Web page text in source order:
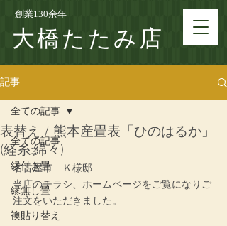
創業130余年
大橋たたみ店
記事
全ての記事
縁付き畳
縁無し畳
襖貼り替え
全ての記事
表替え / 熊本産畳表「ひのはるか」
(経糸:綿々)
名古屋市　Ｋ様邸
当店のチラシ、ホームページをご覧になりご
注文をいただきました。